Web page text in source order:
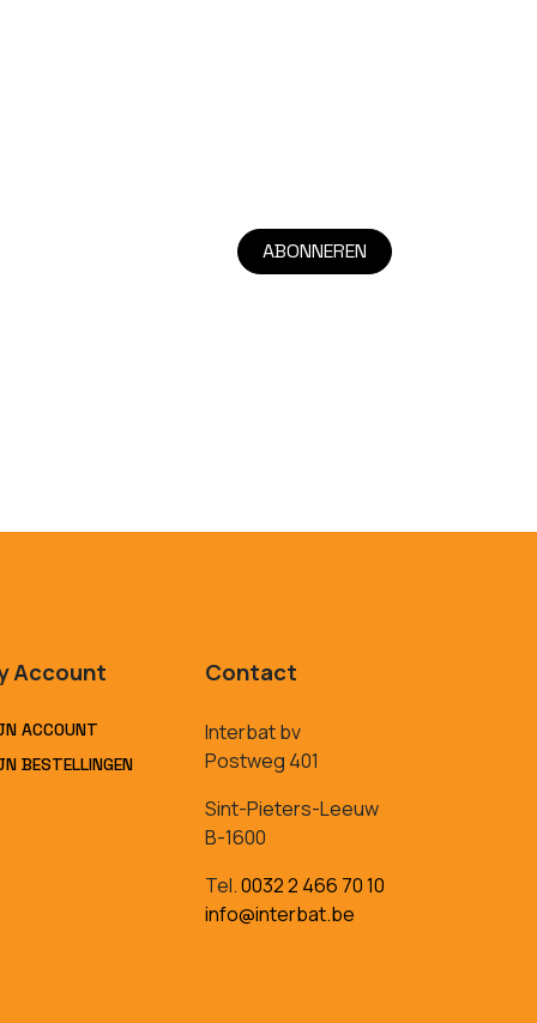
ABONNEREN
Account
ACCOUNT
BESTELLINGEN
Contact
Interbat bv
Postweg 401
Sint-Pieters-Leeuw
B-1600
Tel.0032 2 466 70 10
info@interbat.be